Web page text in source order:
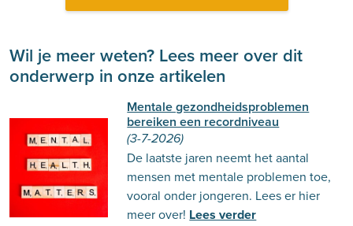
Wil je meer weten? Lees meer over dit
onderwerp in onze artikelen
Mentale gezondheidsproblemen
bereiken een recordniveau
(3-7-2026)
De laatste jaren neemt het aantal
mensen met mentale problemen toe,
vooral onder jongeren. Lees er hier
meer over! Lees verder